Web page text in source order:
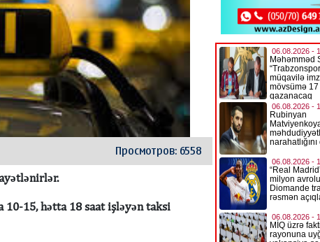
Просмотров: 6558
10-15, hətta 18 saat işləyən taksi